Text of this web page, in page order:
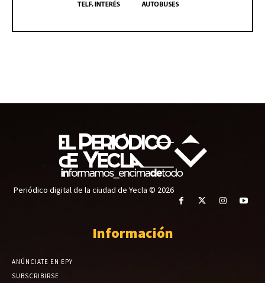
Periódico digital de la ciudad de Yecla © 2026
Información
ANÚNCIATE EN EPY
SUBSCRIBIRSE